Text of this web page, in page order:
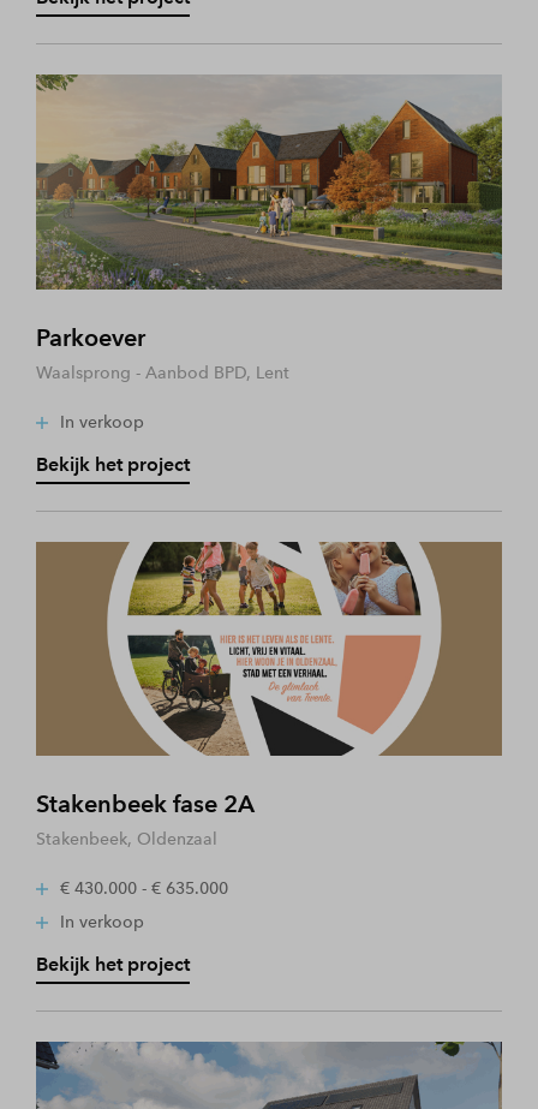
Parkoever
Waalsprong - Aanbod BPD, Lent
In verkoop
Bekijk het project
Stakenbeek fase 2A
Stakenbeek, Oldenzaal
€ 430.000 - € 635.000
In verkoop
Bekijk het project